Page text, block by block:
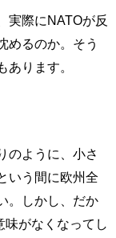
実際にNATOが反
めるのか。そう
ります。
のように、小さ
いう間に欧州全
。しかし、だか
味がなくなってし